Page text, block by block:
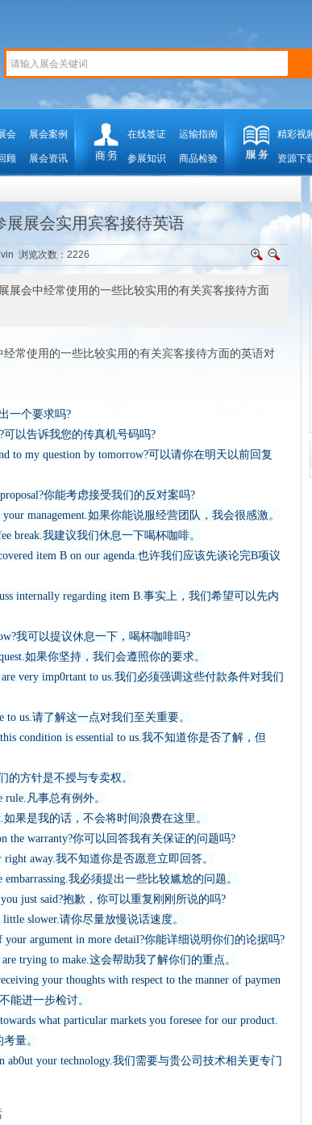
会 展会案例
顾 展会资讯
在线签证 运输指南
参展知识 商品检验
精彩视
资源下
展展会实用宾客接待英语
浏览次数： 2226
展会中经常使用的一些比较实用的有关宾客接待方面
使用的一些比较实用的有关宾客接待方面的英语对
一个要求吗?
以告诉我您的传真机号码吗?
to my question by tomorrow?可以请你在明天以前回复
你能考虑接受我们的反对案吗?
management.如果你能说服经营团队，我会很感激。
break.我建议我们休息一下喝杯咖啡。
item B on our agenda.也许我们应该先谈论完B项议
internally regarding item B.事实上，我们希望可以先内
我可以提议休息一下，喝杯咖啡吗?
如果你坚持，我们会遵照你的要求。
very imp0rtant to us.我们必须强调这些付款条件对我们
to us.请了解这一点对我们至关重要。
condition is essential to us.我不知道你是否了解，但
方针是不授与专卖权。
凡事总有例外。
果是我的话，不会将时间浪费在这里。
the warranty?你可以回答我有关保证的问题吗?
away.我不知道你是否愿意立即回答。
我必须提出一些比较尴尬的问题。
just said?抱歉，你可以重复刚刚所说的吗?
slower.请你尽量放慢说话速度。
argument in more detail?你能详细说明你们的论据吗?
trying to make.这会帮助我了解你们的重点。
your thoughts with respect to the manner of paymen
能进一步检讨。
what particular markets you foresee for our product.
量。
your technology.我们需要与贵公司技术相关更专门